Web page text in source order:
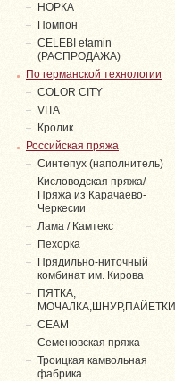
НОРКА
Помпон
СELEBI etamin
(РАСПРОДАЖА)
По германской технологии
COLOR CITY
VITA
Кролик
Российская пряжа
Синтепух (наполнитель)
Кисловодская пряжа/
Пряжа из Карачаево-
Черкесии
Лама / Камтекс
Пехорка
Прядильно-ниточный
комбинат им. Кирова
ПЯТКА,
МОЧАЛКА,ШНУР,ПАЙЕТКИ
СЕАМ
Семеновская пряжа
Троицкая камвольная
фабрика